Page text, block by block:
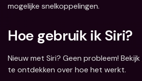
mogelijke snelkoppelingen.
Hoe gebruik ik Siri?
Nieuw met Siri? Geen probleem! Bekijk
te ontdekken over hoe het werkt.